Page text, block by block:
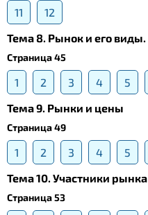
11
12
Тема 8. Рынок и его виды.
Страница 45
1 2 3 4 5
Тема 9. Рынки и цены
Страница 49
1 2 3 4 5
Тема 10. Участники рынка
Страница 53